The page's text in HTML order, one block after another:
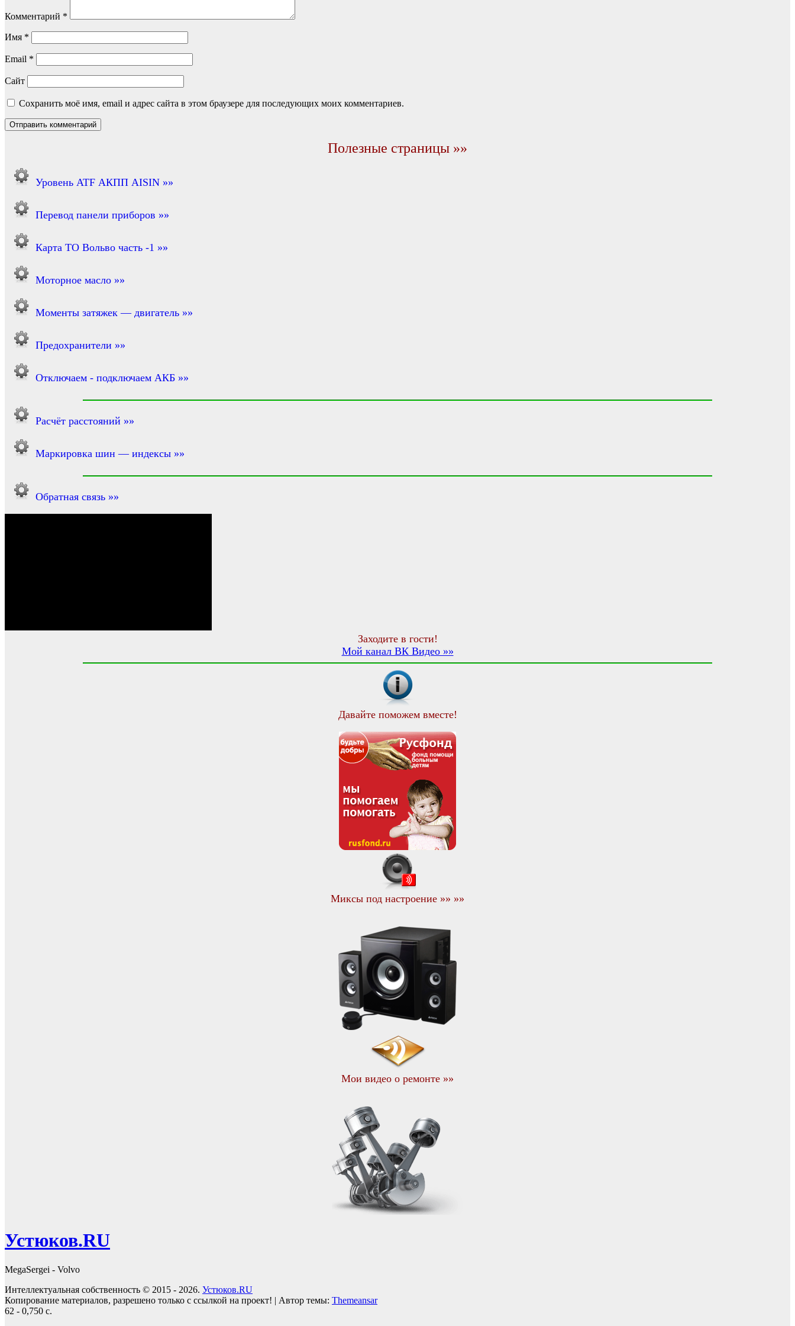
Комментарий *
Имя *
Email *
Сайт
Сохранить моё имя, email и адрес сайта в этом браузере для последующих моих комментариев.
Полезные страницы »»
Уровень ATF АКПП AISIN »»
Перевод панели приборов »»
Карта ТО Вольво часть -1 »»
Моторное масло »»
Моменты затяжек — двигатель »»
Предохранители »»
Отключаем - подключаем АКБ »»
Расчёт расстояний »»
Маркировка шин — индексы »»
Обратная связь »»
Заходите в гости!
Мой канал ВК Видео »»
Давайте поможем вместе!
Миксы под настроение »» »»
Мои видео о ремонте »»
Устюков.RU
MegaSergei - Volvo
Интеллектуальная собственность © 2015 - 2026. Устюков.RU
Копирование материалов, разрешено только с ссылкой на проект! | Автор темы: Themeansar
62 - 0,750 с.